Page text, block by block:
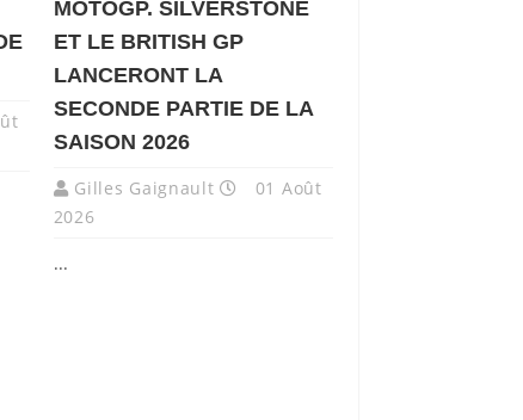
MOTOGP. SILVERSTONE
ET LE BRITISH GP
LANCERONT LA
SECONDE PARTIE DE LA
SAISON 2026
Gilles Gaignault
01 Août
2026
...